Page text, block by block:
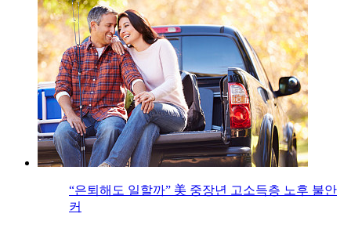
“은퇴해도 일할까” 美 중장년 고소득층 노후 불안
커